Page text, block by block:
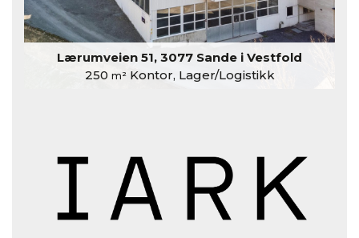
Lærumveien 51, 3077 Sande i Vestfold
250 m²Kontor, Lager/Logistikk